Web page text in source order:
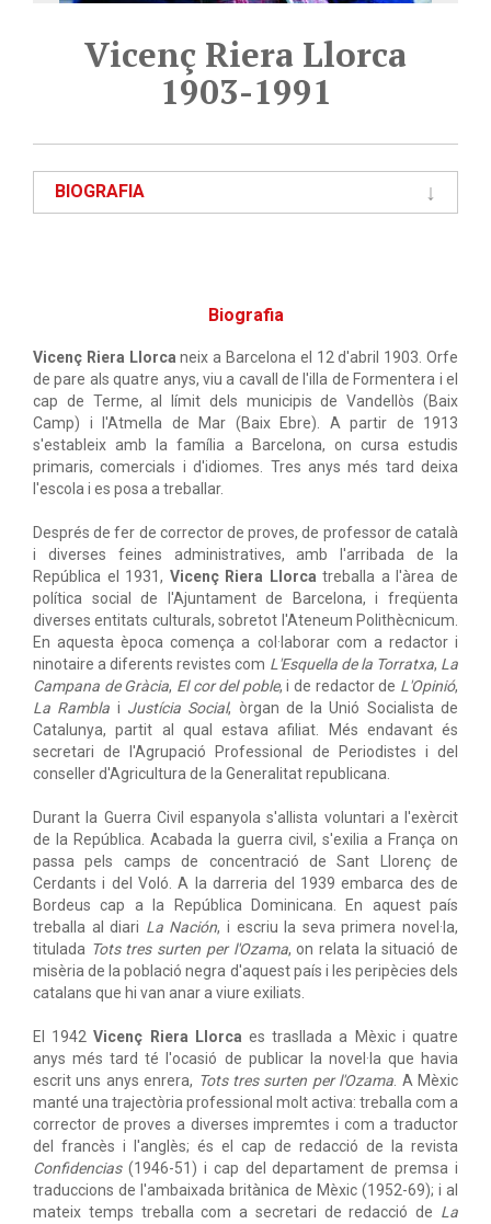
Vicenç Riera Llorca
1903-1991
BIOGRAFIA
Biografia
Vicenç Riera Llorca neix a Barcelona el 12 d'abril 1903. Orfe
de pare als quatre anys, viu a cavall de l'illa de Formentera i el
cap de Terme, al límit dels municipis de Vandellòs (Baix
Camp) i l'Atmella de Mar (Baix Ebre). A partir de 1913
s'estableix amb la família a Barcelona, on cursa estudis
primaris, comercials i d'idiomes. Tres anys més tard deixa
l'escola i es posa a treballar.
Després de fer de corrector de proves, de professor de català
i diverses feines administratives, amb l'arribada de la
República el 1931, Vicenç Riera Llorca treballa a l'àrea de
política social de l'Ajuntament de Barcelona, i freqüenta
diverses entitats culturals, sobretot l'Ateneum Polithècnicum.
En aquesta època comença a col·laborar com a redactor i
ninotaire a diferents revistes com L'Esquella de la Torratxa, La
Campana de Gràcia, El cor del poble, i de redactor de L'Opinió,
La Rambla i Justícia Social, òrgan de la Unió Socialista de
Catalunya, partit al qual estava afiliat. Més endavant és
secretari de l'Agrupació Professional de Periodistes i del
conseller d'Agricultura de la Generalitat republicana.
Durant la Guerra Civil espanyola s'allista voluntari a l'exèrcit
de la República. Acabada la guerra civil, s'exilia a França on
passa pels camps de concentració de Sant Llorenç de
Cerdants i del Voló. A la darreria del 1939 embarca des de
Bordeus cap a la República Dominicana. En aquest país
treballa al diari La Nación, i escriu la seva primera novel·la,
titulada Tots tres surten per l'Ozama, on relata la situació de
misèria de la població negra d'aquest país i les peripècies dels
catalans que hi van anar a viure exiliats.
El 1942Vicenç Riera Llorca es trasllada a Mèxic i quatre
anys més tard té l'ocasió de publicar la novel·la que havia
escrit uns anys enrera, Tots tres surten per l'Ozama . A Mèxic
manté una trajectòria professional molt activa: treballa com a
corrector de proves a diverses impremtes i com a traductor
del francès i l'anglès; és el cap de redacció de la revista
Confidencias(1946-51) i cap del departament de premsa i
traduccions de l'ambaixada britànica de Mèxic (1952-69); i al
mateix temps treballa com a secretari de redacció de La